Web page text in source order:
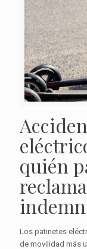
quién
Los patinetes
de movilidad más